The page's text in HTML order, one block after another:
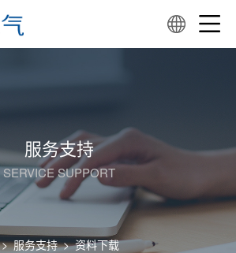
服务支持
SERVICE SUPPORT
> 服务支持 > 资料下载